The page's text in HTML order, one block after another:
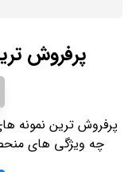
پرفروش
پرفروش ترین نمونه
چه ویژگی های